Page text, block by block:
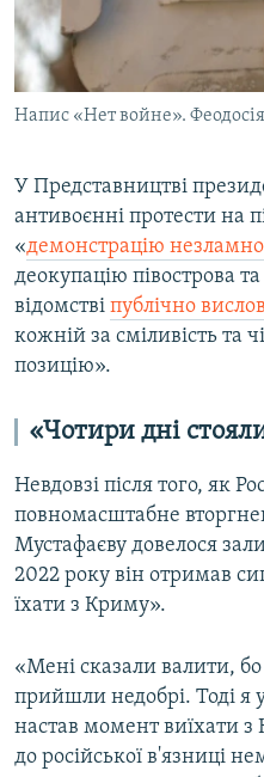
Напис «Нет войне».
У Представництві
антивоєнні протести на
«демонстрацію
деокупацію півострова
відомстві публічно
кожній за сміливість та
позицію».
«Чотири дні
Невдовзі після того, як
повномасштабне
Мустафаєву довелося
2022 року він отримав
їхати з Криму».
«Мені сказали валити,
прийшли недобрі. Тоді я
настав момент виїхати з
до російської в'язниці